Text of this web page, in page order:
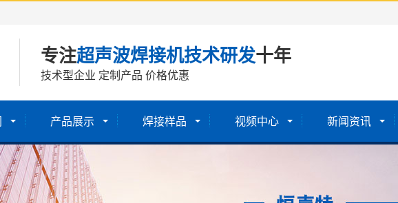
专注超声波焊接机技术研发十年
技术型企业 定制产品 价格优惠
产品展示 焊接样品 视频中心 新闻资讯